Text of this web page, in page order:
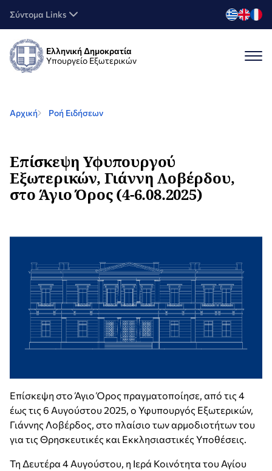
Σύντομα Links
Ελληνική Δημοκρατία
Υπουργείο Εξωτερικών
Αρχική Ροή Ειδήσεων
Επίσκεψη Υφυπουργού
Εξωτερικών, Γιάννη Λοβέρδου,
στο Άγιο Όρος (4-6.08.2025)
Επίσκεψη στο Άγιο Όρος πραγματοποίησε, από τις 4
έως τις 6 Αυγούστου 2025, ο Υφυπουργός Εξωτερικών,
Γιάννης Λοβέρδος, στο πλαίσιο των αρμοδιοτήτων του
για τις Θρησκευτικές και Εκκλησιαστικές Υποθέσεις.
Τη Δευτέρα 4 Αυγούστου, η Ιερά Κοινότητα του Αγίου